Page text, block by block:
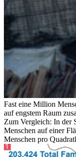
Fast eine Million
auf engstem Raum
Zum Vergleich: In der
Menschen auf einer
Menschen pro